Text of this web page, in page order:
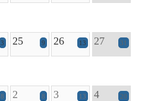
3 25 9 26 13 27 31
8 2 8 3 13 4 20